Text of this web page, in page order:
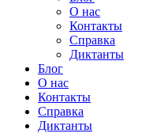
О нас
Контакты
Справка
Диктанты
Блог
О нас
Контакты
Справка
Диктанты